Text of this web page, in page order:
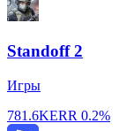
Standoff 2
Игры
781.6KERR 0.2%